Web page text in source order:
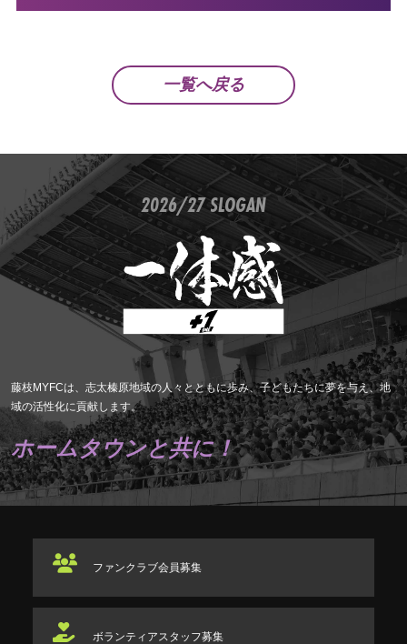
一覧へ戻る
2026/27 SLOGAN
藤枝MYFCは、志太榛原地域の人々とともに歩み、子どもたちに夢を与え、地
域の活性化に貢献します。
ホームタウンと共に！
ファンクラブ会員募集
ボランティアスタッフ募集